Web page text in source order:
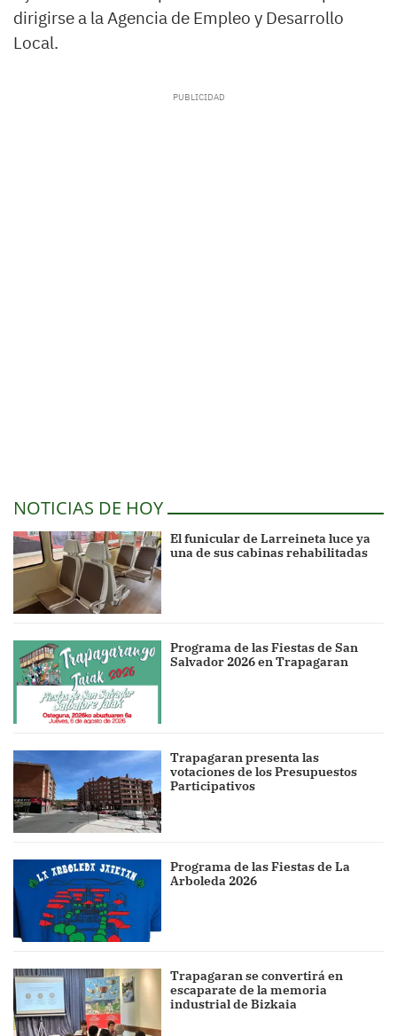
dirigirse a la Agencia de Empleo y Desarrollo
Local.
NOTICIAS DE HOY
El funicular de Larreineta luce ya
una de sus cabinas rehabilitadas
Programa de las Fiestas de San
Salvador 2026 en Trapagaran
Trapagaran presenta las
votaciones de los Presupuestos
Participativos
Programa de las Fiestas de La
Arboleda 2026
Trapagaran se convertirá en
escaparate de la memoria
industrial de Bizkaia